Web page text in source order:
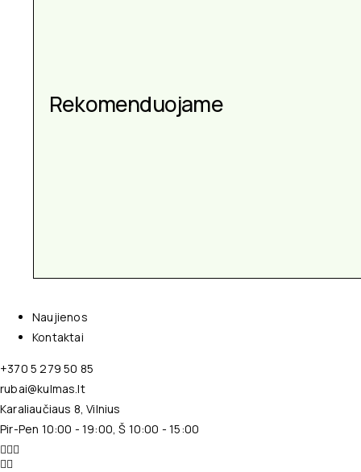
Rekomenduojame
Naujienos
Kontaktai
+370 5 279 50 85
rubai@kulmas.lt
Karaliaučiaus 8, Vilnius
Pir-Pen 10:00 - 19:00, Š 10:00 - 15:00